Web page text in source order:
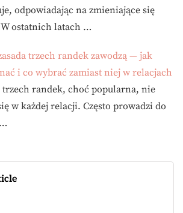
odpowiadając na zmieniające się
ostatnich latach …
trzech randek zawodzą — jak
i co wybrać zamiast niej w relacjach
trzech randek, choć popularna, nie
w każdej relacji. Często prowadzi do